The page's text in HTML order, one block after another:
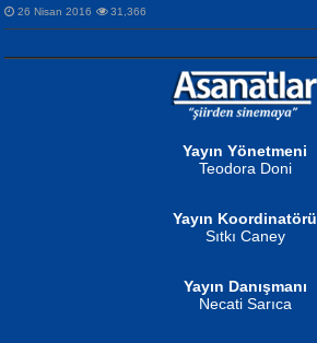
NURAN KÖSE BAYDAR
Ben Deniz Değilim ki...
26 Nisan 2016 31,366
Yayın Yönetmeni
Teodora Doni
Yayın Koordinatörü
Sıtkı Caney
Yayın Danışmanı
Necati Sarıca